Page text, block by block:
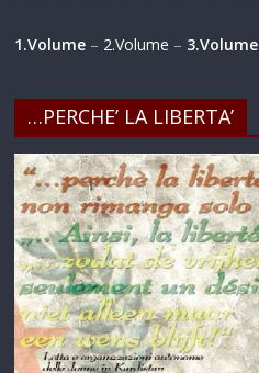
1.Volume – 2.Volume – 3.Volume
…PERCHE’ LA LIBERTA’